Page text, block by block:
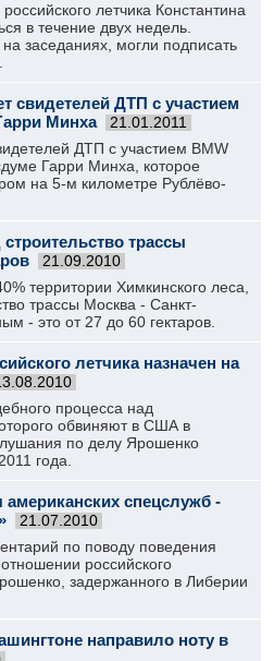
летчика Константина
в течение двух недель.
заседаниях, могли подписать
свидетелей ДТП с участием
Минха
21.01.2011
ДТП с участием BMW
Гарри Минха, которое
на 5-м километре Рублёво-
трассы
21.09.2010
территории Химкинского леса,
трассы Москва - Санкт-
- это от 27 до 60 гектаров.
летчика назначен на
процесса над
обвиняют в США в
по делу Ярошенко
года.
спецслужб -
21.07.2010
по поводу поведения
российского
задержанного в Либерии
направило ноту в